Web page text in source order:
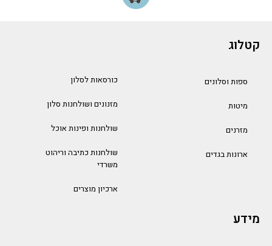
קטלוג
ספות וסלונים
מיטות
מזרנים
ארונות בגדים
כורסאות לסלון
מזנונים ושולחנות סלון
שולחנות ופינות אוכל
שולחנות כתיבה וריהוט
משרדי
ארכיון מוצרים
מידע